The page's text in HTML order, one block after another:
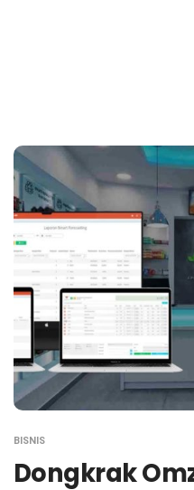
BISNIS
Dongkrak